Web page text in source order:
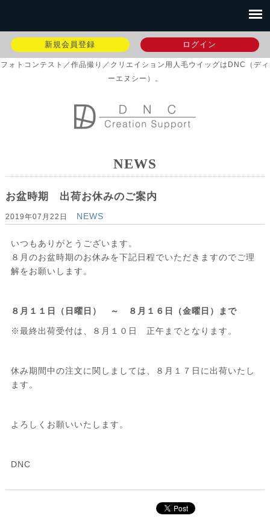
新規会員登録 ログイン
フォトコンテスト／作品撮り／クリエイション用人毛ウイッグはDNC（ディ
ーエヌシー）。
NEWS
お盆時期 出荷お休みのご案内
2019年07月22日 NEWS
いつもありがとうございます。
８月のお盆時期のお休みを下記日程でいただきますのでご理
解をお願いします。
８月１１日（日曜日） ～ ８月１６日（金曜日）まで
※最終出荷受付は、８月１０日 正午までとなります。
休み期間中の注文に関しましては、８月１７日に出荷いたし
ます。
よろしくお願いいたします。
DNC